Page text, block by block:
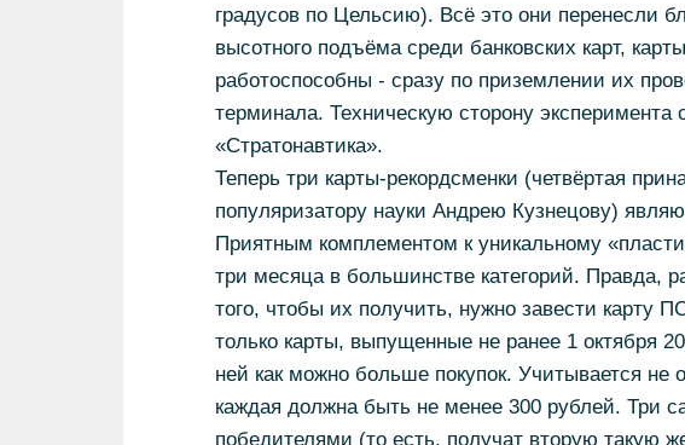
градусов по Цельсию). Всё это они перенесли
высотного подъёма среди банковских карт,
работоспособны - сразу по приземлении их
терминала. Техническую сторону эксперимента
«Стратонавтика».
Теперь три карты-рекордсменки (четвёртая
популяризатору науки Андрею Кузнецову)
Приятным комплементом к уникальному
три месяца в большинстве категорий. Правда,
того, чтобы их получить, нужно завести карту
только карты, выпущенные не ранее 1 октября
ней как можно больше покупок. Учитывается не
каждая должна быть не менее 300 рублей. Три
победителями (то есть, получат вторую такую